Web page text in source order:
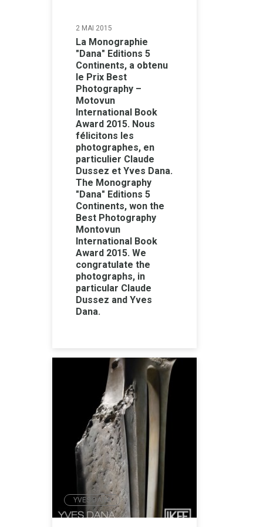
2 MAI 2015
La Monographie
"Dana" Editions 5
Continents, a obtenu
le Prix Best
Photography –
Motovun
International Book
Award 2015. Nous
félicitons les
photographes, en
particulier Claude
Dussez et Yves Dana.
The Monography
"Dana" Editions 5
Continents, won the
Best Photography
Montovun
International Book
Award 2015. We
congratulate the
photographs, in
particular Claude
Dussez and Yves
Dana.
YVES DANA